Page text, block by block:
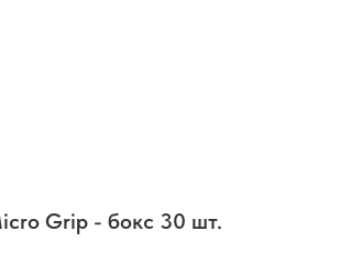
Grip - бокс 30 шт.